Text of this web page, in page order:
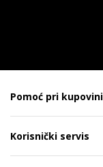
Pomoć pri kupovini
Korisnički servis